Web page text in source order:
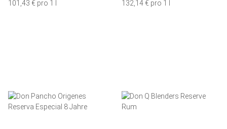
101,43 € pro 1 l 132,14 € pro 1 l